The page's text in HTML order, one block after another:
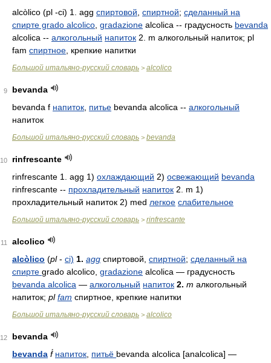
alcòlico (pl -ci) 1. agg спиртовой спиртной; сделанный на
спирте grado alcolico gradazione alcolica -- градусность bevanda
alcolica -- алкогольный напиток 2. m алкогольный напиток; pl
fam спиртное , крепкие напитки
Большой итальяно-русский словарь > alcolico
9
bevanda
bevanda f напиток питье bevanda alcolica -- алкогольный
напиток
Большой итальяно-русский словарь > bevanda
10
rinfrescante
rinfrescante 1. agg 1) охлаждающий 2) освежающий bevanda
rinfrescante -- прохладительный напиток 2. m 1)
прохладительный напиток 2) med легкое слабительное
Большой итальяно-русский словарь > rinfrescante
11
alcolico
alcòlico (pl - ci) 1. agg спиртовой, спиртной; сделанный на
спирте grado alcolico, gradazione alcolica — градусность
bevanda alcolica — алкогольный напиток 2. m алкогольный
напиток; pl fam спиртное, крепкие напитки
Большой итальяно-русский словарь > alcolico
12
bevanda
bevanda f́ напиток питьё bevanda alcolica [analcolica] —